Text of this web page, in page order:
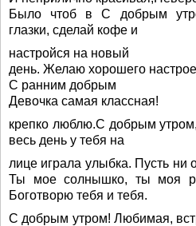
Было чтоб в С добрым
глазки, сделай кофе и
настройся на новый
день. Желаю хорошего
С ранним добрым
Девочка самая классная!
крепко люблю.С добрым
весь день у тебя на
лице играла улыбка. Пусть
Ты мое солнышко, ты моя
Боготворю тебя и тебя.
С добрым утром! Любимая,